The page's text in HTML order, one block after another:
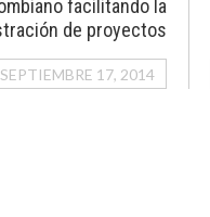
facilitando la
de proyectos
SEPTIEMBRE 17, 2014